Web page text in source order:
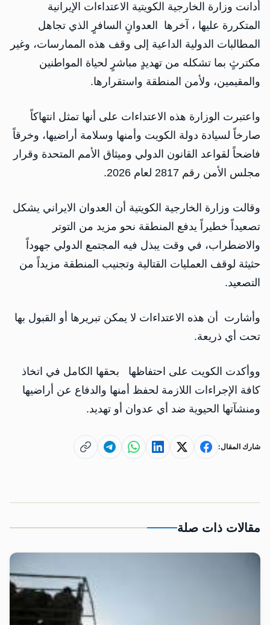
أدانت وزارة الخارجية الكويتية الاعتداءات الإيرانية
المتكررة عليها ، آخرها العدوانٍ السافرٍ الذي تجاهل
المطالبات الدولية الداعية إلى وقف هذه الممارسات، وغير
مكترثٍ بما تشكله من تهديدٍ مباشرٍ لحياة المواطنين
والمقيمين، ولأمن المنطقة واستقرارها.
واعتبرت الوزارة هذه الاعتداءات على أنها تمثل انتهاكاً
صارخاً لسيادة دولة الكويت وأمنها وسلامة أراضيها، وخرقاً
فاضحاً لقواعد القانون الدولي وميثاق الأمم المتحدة وقرار
مجلس الأمن رقم 2817 لعام 2026.
وقالت وزارة الخارجية الكويتية أن العدوان الايراني يشكل
تصعيداً خطيراً يدفع المنطقة نحو مزيد من التوتر
والاضطراب، في وقت يبذل فيه المجتمع الدولي جهوداً
حثيثة لوقف العمليات القتالية وتجنيب المنطقة مزيداً من
التصعيد.
وأشارت أن هذه الاعتداءات لا يمكن تبريرها أو القبول بها
تحت أي ذريعة.
ووأكدت الكويت على احتفاظها بحقها الكامل في اتخاذ
كافة الإجراءات اللازمة لحفظ أمنها والدفاع عن أراضيها
ومنشآتها الحيوية ضد أي عدوان أو تهديد.
شارك المقال:
مقالات ذات صلة